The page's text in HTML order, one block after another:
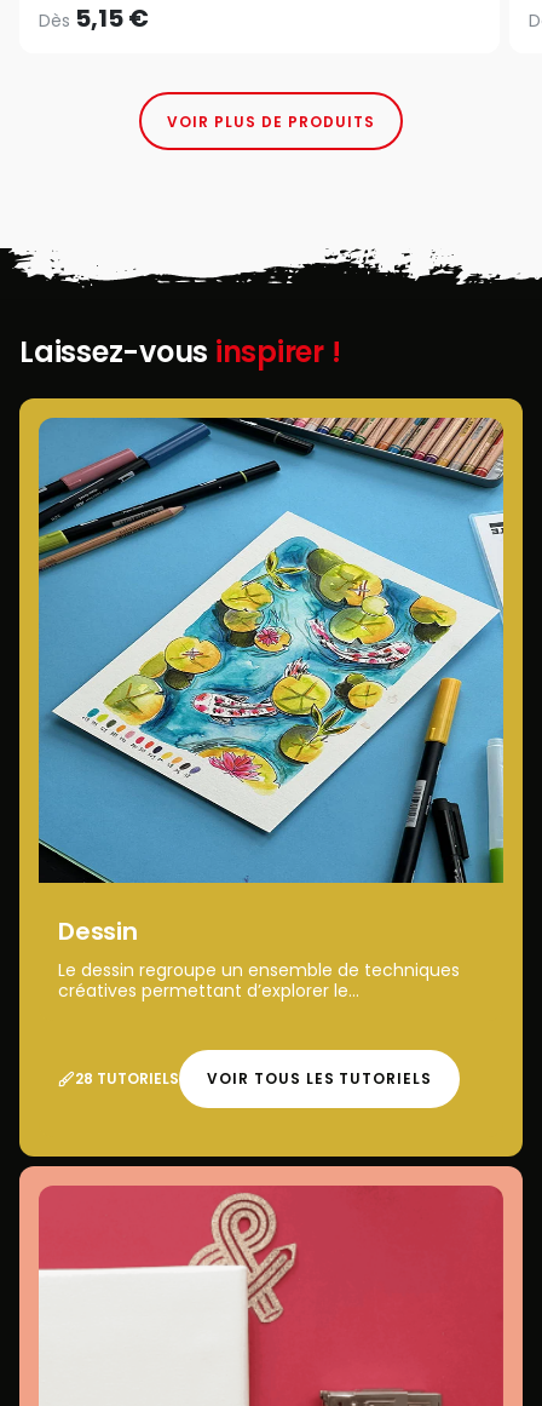
Dès 5,15 €
VOIR PLUS DE PRODUITS
Laissez-vous inspirer !
Dessin
Le dessin regroupe un ensemble de techniques
créatives permettant d’explorer le...
28 TUTORIELS VOIR TOUS LES TUTORIELS